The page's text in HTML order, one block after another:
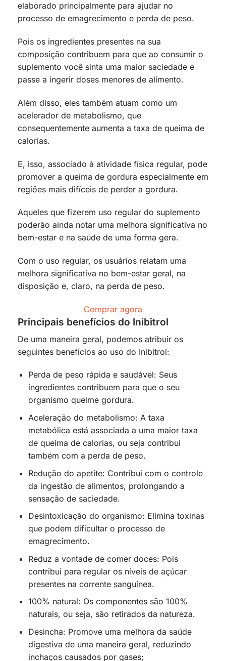
elaborado principalmente para ajudar no
processo de emagrecimento e perda de peso.
Pois os ingredientes presentes na sua
composição contribuem para que ao consumir o
suplemento você sinta uma maior saciedade e
passe a ingerir doses menores de alimento.
Além disso, eles também atuam como um
acelerador de metabolismo, que
consequentemente aumenta a taxa de queima de
calorias.
E, isso, associado à atividade física regular, pode
promover a queima de gordura especialmente em
regiões mais difíceis de perder a gordura.
Aqueles que fizerem uso regular do suplemento
poderão ainda notar uma melhora significativa no
bem-estar e na saúde de uma forma gera.
Com o uso regular, os usuários relatam uma
melhora significativa no bem-estar geral, na
disposição e, claro, na perda de peso.
Comprar agora
Principais benefícios do Inibitrol
De uma maneira geral, podemos atribuir os
seguintes benefícios ao uso do Inibitrol:
Perda de peso rápida e saudável: Seus
ingredientes contribuem para que o seu
organismo queime gordura.
Aceleração do metabolismo: A taxa
metabólica está associada a uma maior taxa
de queima de calorias, ou seja contribui
também com a perda de peso.
Redução do apetite: Contribui com o controle
da ingestão de alimentos, prolongando a
sensação de saciedade.
Desintoxicação do organismo: Elimina toxinas
que podem dificultar o processo de
emagrecimento.
Reduz a vontade de comer doces: Pois
contribui para regular os níveis de açúcar
presentes na corrente sanguínea.
100% natural: Os componentes são 100%
naturais, ou seja, são retirados da natureza.
Desincha: Promove uma melhora da saúde
digestiva de uma maneira geral, reduzindo
inchaços causados por gases;